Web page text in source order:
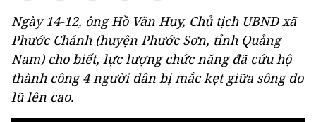
Ngày 14-12, ông Hồ Văn Huy, Chủ tịch UBND xã
Phước Chánh (huyện Phước Sơn, tỉnh Quảng
Nam) cho biết, lực lượng chức năng đã cứu hộ
thành công 4 người dân bị mắc kẹt giữa sông do
lũ lên cao.